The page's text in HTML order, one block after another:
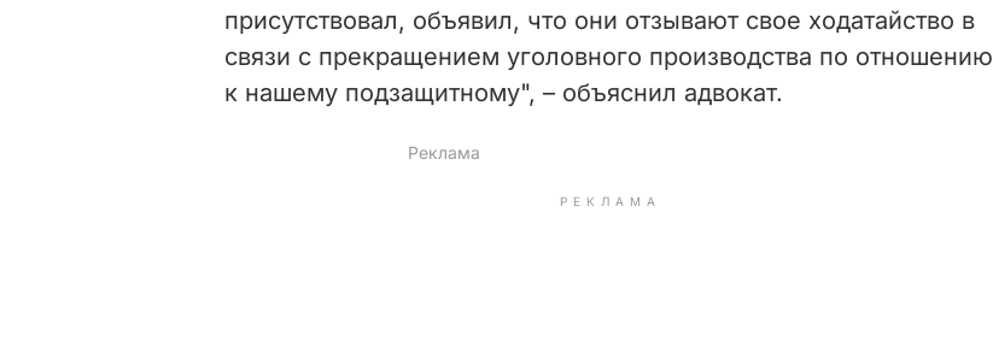
присутствовал, объявил, что они отзывают свое ходатайство в
связи с прекращением уголовного производства по отношению
к нашему подзащитному", – объяснил адвокат.
РЕКЛАМА